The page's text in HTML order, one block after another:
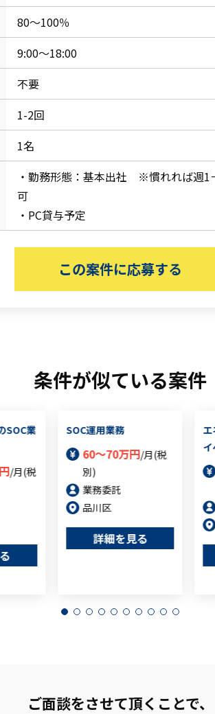
80～100％
9:00～18:00
不要
1-2回
1名
・勤務形態：基本出社 ※慣れれば週1
可
・PC貸与予定
この案件に応募する
条件が似ている案件
SOC業
/月(税
SOC運用業務
60～70万円/月(税
別)
業務委託
品川区
詳細を見る
ご面談をさせて頂くことで、